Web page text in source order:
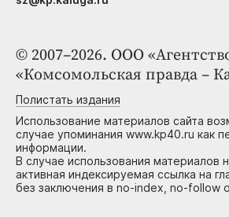
© 2007–2026. ООО
«Комсомольская правда –
Полистать издания
Использование материалов сайта
случае упоминания www.kp40.ru как
информации.
В случае использования материалов
активная индексируемая ссылка на
без заключения в no-index, no-follow